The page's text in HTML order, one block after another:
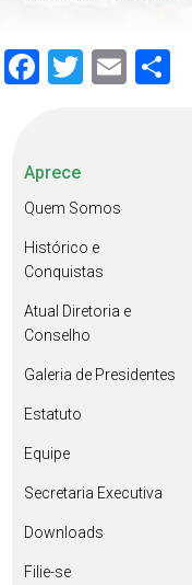
Facebook
Twitter
Email
Aprece
Quem Somos
Histórico e
Conquistas
Atual Diretoria e
Conselho
Galeria de Presidentes
Estatuto
Equipe
Secretaria Executiva
Downloads
Filie-se